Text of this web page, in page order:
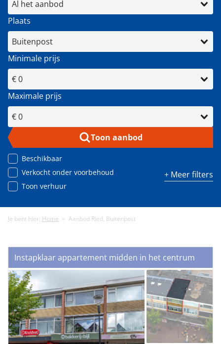
Plaats
Minimale prijs
Maximale prijs
Toon aanbod
Beschikbaar
Verkocht onder voorbehoud
Toon verhuur
+ Meer filters
Minimale energielabel
Minimale gebruiksoppervlakte (m²)
Minimale perceeloppervlakte (m²)
Minimaal aantal kamers
Je bent hier: Home » Aanbod Ried, Buitenpost
Instapklaar appartement midden in het centrum